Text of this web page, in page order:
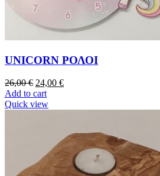
UNICORN ΡΟΛΟΙ
26,00€ 24,00 €
Add to cart
Quick view